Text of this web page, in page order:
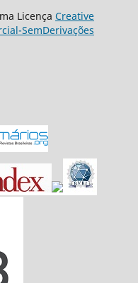
Licença Creative
SemDerivações